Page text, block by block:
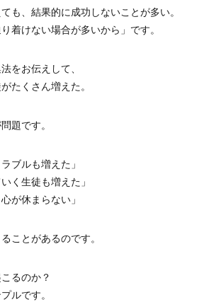
も、結果的に成功しないことが多い。
着けない場合が多いから」です。
をお伝えして、
たくさん増えた。
題です。
ブルも増えた」
く生徒も増えた」
が休まらない」
ことがあるのです。
るのか？
ルです。